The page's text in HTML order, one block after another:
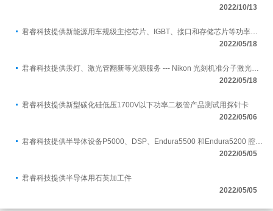
2022/10/13
2022/05/18
2022/05/18
君睿科技提供新型碳化硅低压1700V以下功率二极管产品测试用探针卡
2022/05/06
2022/05/05
君睿科技提供半导体用石英加工件
2022/05/05